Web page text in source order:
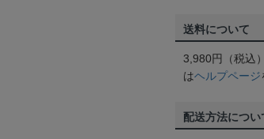
送料について
3,980円（税込
はヘルプページ
配送方法につい